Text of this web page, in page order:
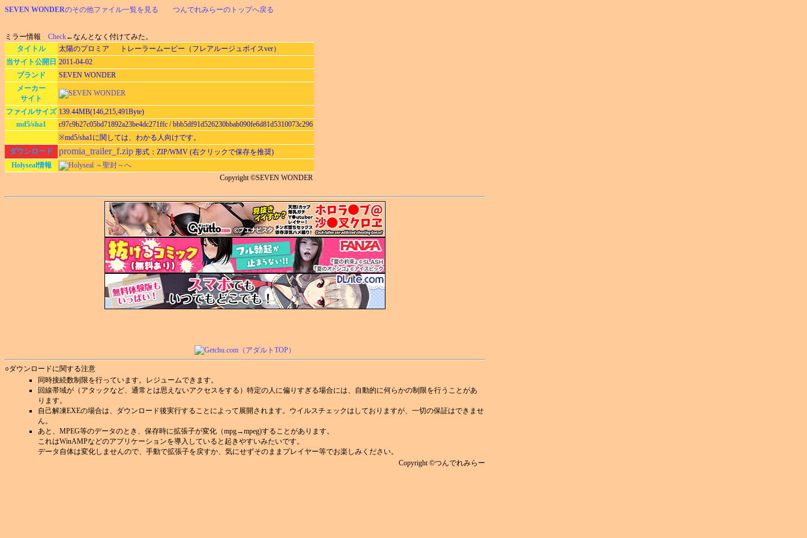
SEVEN WONDERのその他ファイル一覧を見る つんでれみらーのトップへ戻る
ミラー情報 Check←なんとなく付けてみた。
タイトル
太陽のプロミア トレーラームービー（フレアルージュボイスver）
当サイト公開日 2011-04-02
ブランド
SEVEN WONDER
メーカー
サイト
ファイルサイズ 139.44MB(146,215,491Byte)
md5/sha1
c97c9b27c05bd71892a23be4dc271ffc / bbb5df91d526230bbab090fe6d81d5310073c296
※md5/sha1に関しては、わかる人向けです。
ダウンロード
promia_trailer_f.zip 形式：ZIP/WMV (右クリックで保存を推奨)
Holyseal情報
Holyseal ～聖封～へ
Copyright ©SEVEN WONDER
○ダウンロードに関する注意
同時接続数制限を行っています。レジュームできます。
回線帯域が（アタックなど、通常とは思えないアクセスをする）特定の人に偏りすぎる場合には、自動的に何らかの制限を行うことがあ
ります。
自己解凍EXEの場合は、ダウンロード後実行することによって展開されます。ウイルスチェックはしておりますが、一切の保証はできませ
ん。
あと、MPEG等のデータのとき、保存時に拡張子が変化（mpg→mpeg)することがあります。
これはWinAMPなどのアプリケーションを導入していると起きやすいみたいです。
データ自体は変化しませんので、手動で拡張子を戻すか、気にせずそのままプレイヤー等でお楽しみください。
Copyright ©つんでれみらー